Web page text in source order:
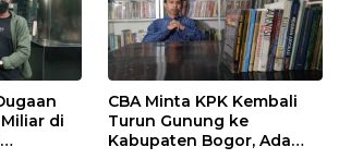
di
CBA Minta KPK Kembali
Turun Gunung ke
Kabupaten Bogor, Ada